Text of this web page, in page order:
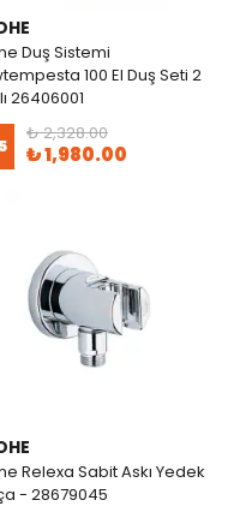
Duş Sistemi
100 El Duş Seti 2
26406001
₺ 2,328.00
₺ 1,980.00
Relexa Sabit Askı Yedek
- 28679045